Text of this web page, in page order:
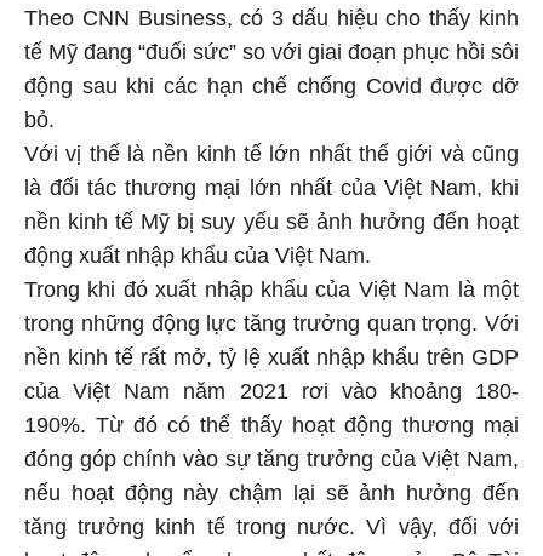
Theo CNN Business, có 3 dấu hiệu cho thấy kinh
tế Mỹ đang “đuối sức” so với giai đoạn phục hồi sôi
động sau khi các hạn chế chống Covid được dỡ
bỏ.
Với vị thế là nền kinh tế lớn nhất thế giới và cũng
là đối tác thương mại lớn nhất của Việt Nam, khi
nền kinh tế Mỹ bị suy yếu sẽ ảnh hưởng đến hoạt
động xuất nhập khẩu của Việt Nam.
Trong khi đó xuất nhập khẩu của Việt Nam là một
trong những động lực tăng trưởng quan trọng. Với
nền kinh tế rất mở, tỷ lệ xuất nhập khẩu trên GDP
của Việt Nam năm 2021 rơi vào khoảng 180-
190%. Từ đó có thể thấy hoạt động thương mại
đóng góp chính vào sự tăng trưởng của Việt Nam,
nếu hoạt động này chậm lại sẽ ảnh hưởng đến
tăng trưởng kinh tế trong nước. Vì vậy, đối với